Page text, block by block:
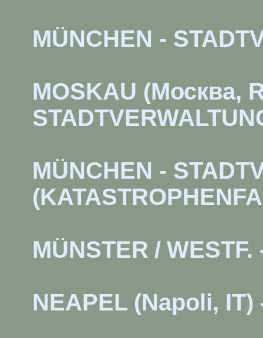
MÜNCHEN -
MOSKAU (Москва,
MÜNCHEN -
MÜNSTER / WESTF.
NEAPEL (Napoli, IT)